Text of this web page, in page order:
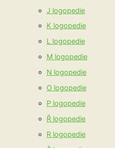
J logopedie
K logopedie
L logopedie
M logopedie
N logopedie
O logopedie
P logopedie
Ř logopedie
R logopedie